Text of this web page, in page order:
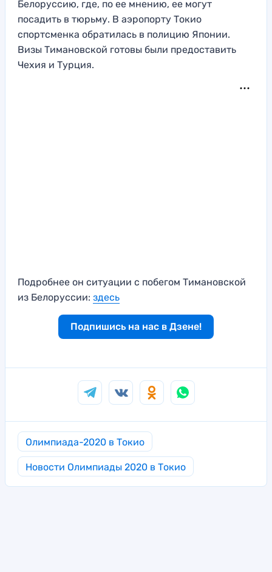
Белоруссию, где, по ее мнению, ее могут
посадить в тюрьму. В аэропорту Токио
спортсменка обратилась в полицию Японии.
Визы Тимановской готовы были предоставить
Чехия и Турция.
Подробнее он ситуации с побегом Тимановской
из Белоруссии: здесь
Подпишись на нас в Дзене!
Олимпиада-2020 в Токио
Новости Олимпиады 2020 в Токио